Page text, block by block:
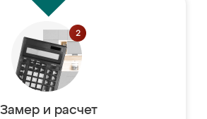
Замер и расчет